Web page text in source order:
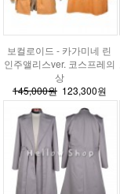
보컬로이드 - 카가미네 린
인주앨리스ver. 코스프레의
상
145,000원123,300원